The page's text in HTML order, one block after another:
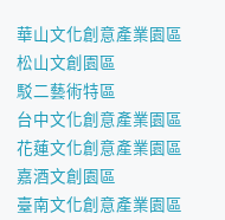
華山文化創意產業園區
松山文創園區
駁二藝術特區
台中文化創意產業園區
花蓮文化創意產業園區
嘉酒文創園區
臺南文化創意產業園區